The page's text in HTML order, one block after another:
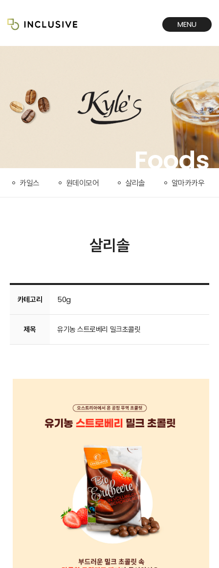
MENU
Foods
카일스 원데이모어 살리솔 알마카카우
살리솔
카테고리 50g
제목 유기농 스트로베리 밀크초콜릿